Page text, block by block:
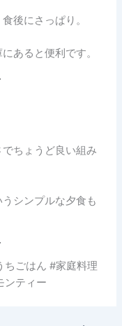
後にさっぱり。
あると便利です。
ちょうど良い組み
シンプルな夕食も
ちごはん #家庭料理
ンティー